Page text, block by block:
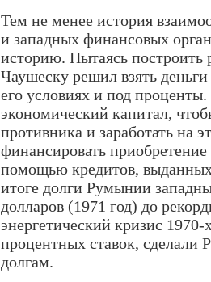
Тем не менее история
и западных финансовых
историю. Пытаясь
Чаушеску решил взять
его условиях и под
экономический капитал,
противника и заработать на
финансировать
помощью кредитов,
итоге долги Румынии
долларов (1971 год) до
энергетический кризис
процентных ставок,
долгам.